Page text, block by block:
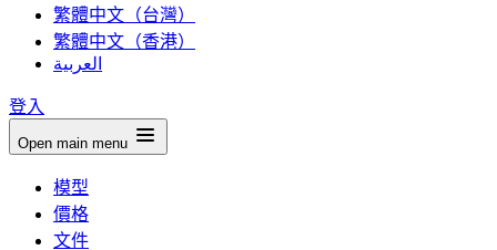
繁體中文（台灣）
繁體中文（香港）
العربية
登入
Open main menu
模型
價格
文件